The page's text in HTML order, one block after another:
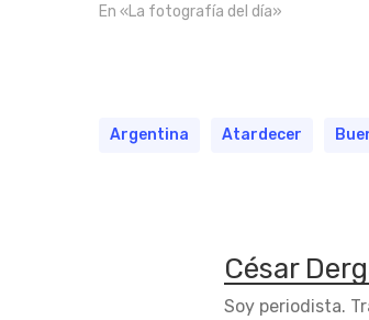
En «La fotografía del día»
Argentina Atardecer
César
Soy periodista.